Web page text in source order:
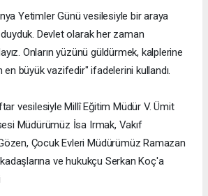
Yetimler Günü vesilesiyle bir araya
Devlet olarak her zaman
Onların yüzünü güldürmek, kalplerine
büyük vazifedir" ifadelerini kullandı.
vesilesiyle Millî Eğitim Müdür V. Ümit
Müdürümüz İsa Irmak, Vakıf
Çocuk Evleri Müdürümüz Ramazan
ve hukukçu Serkan Koç'a